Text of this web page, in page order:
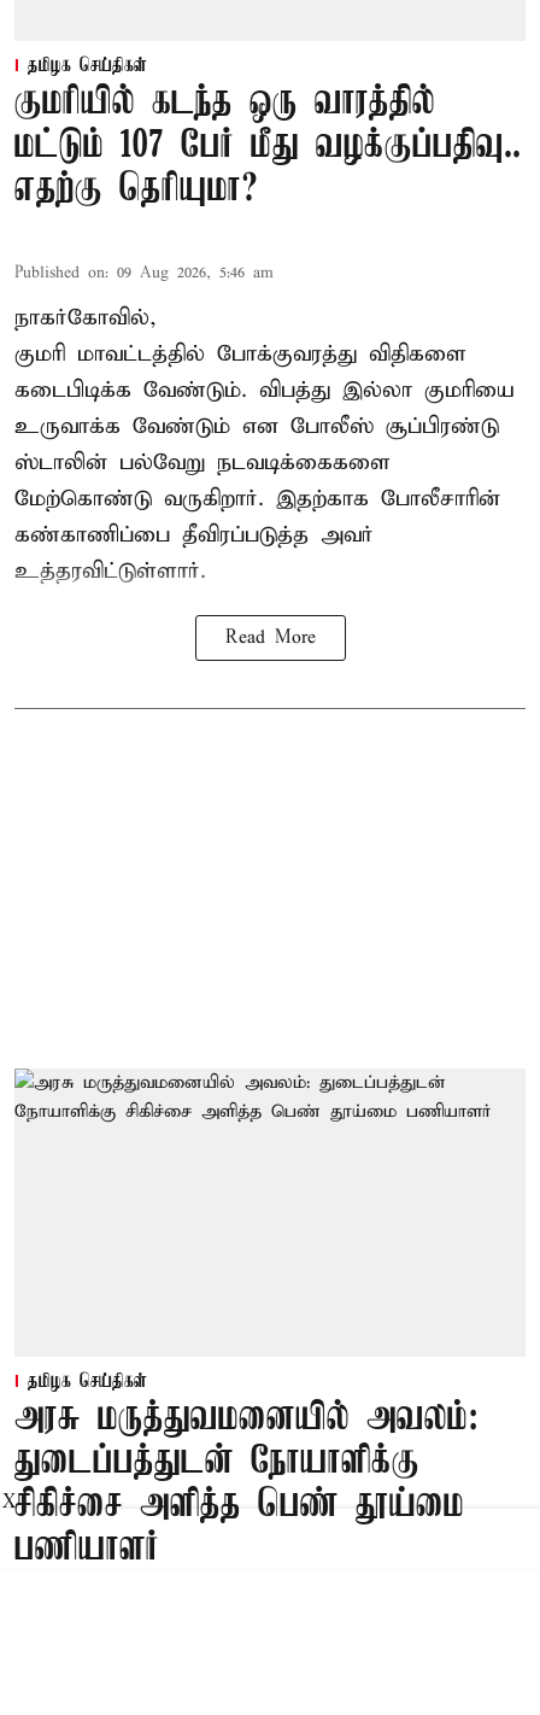
தமிழக செய்திகள்
குமரியில் கடந்த ஒரு வாரத்தில்
மட்டும் 107 பேர் மீது வழக்குப்பதிவு..
எதற்கு தெரியுமா?
Published on: 09 Aug 2026, 5:46 am
நாகர்கோவில்,
குமரி மாவட்டத்தில் போக்குவரத்து விதிகளை
கடைபிடிக்க வேண்டும். விபத்து இல்லா குமரியை
உருவாக்க வேண்டும் என போலீஸ் சூப்பிரண்டு
ஸ்டாலின் பல்வேறு நடவடிக்கைகளை
மேற்கொண்டு வருகிறார். இதற்காக போலீசாரின்
கண்காணிப்பை தீவிரப்படுத்த அவர்
உத்தரவிட்டுள்ளார்.
Read More
தமிழக செய்திகள்
அரசு மருத்துவமனையில் அவலம்:
துடைப்பத்துடன் நோயாளிக்கு
சிகிச்சை அளித்த பெண் தூய்மை
பணியாளர்
X